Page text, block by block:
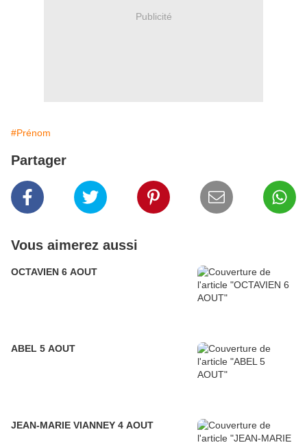
Publicité
#Prénom
Partager
Vous aimerez aussi
OCTAVIEN 6 AOUT
ABEL 5 AOUT
JEAN-MARIE VIANNEY 4 AOUT